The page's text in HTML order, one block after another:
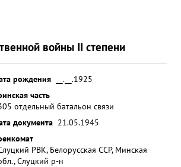
войны II степени
рождения
__.__.1925
часть
отдельный батальон связи
документа 21.05.1945
РВК, Белорусская ССР, Минская
Слуцкий р-н